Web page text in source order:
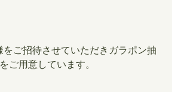
ご招待させていただきガラポン抽
ご用意しています。